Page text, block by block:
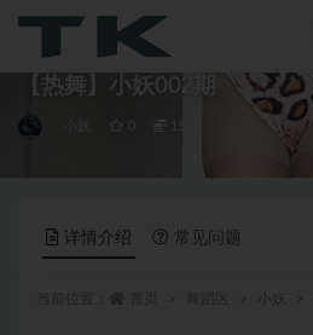
【热舞】小妖002期
0
详情介绍 常见问题